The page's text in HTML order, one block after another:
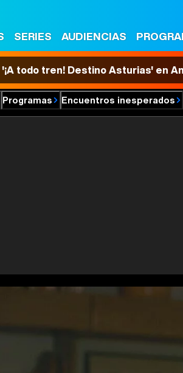
SERIES AUDIENCIAS
'¡A todo tren! Destino Asturias' en
Programas Encuentros inesperados